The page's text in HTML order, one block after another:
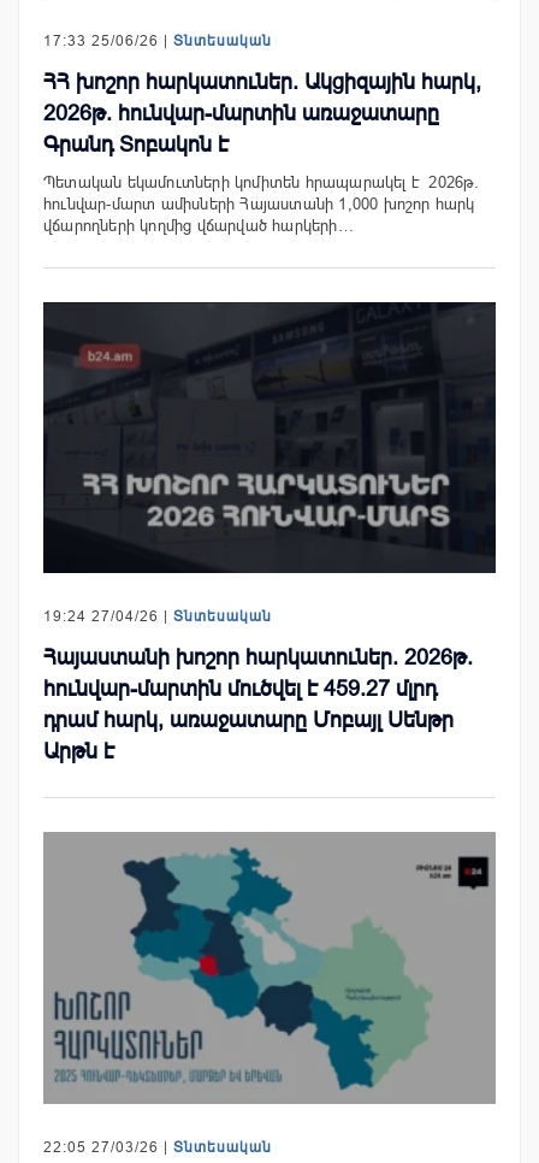
17:33 25/06/26 | Տնտեսական
ՀՀ խոշոր հարկատուներ. Ակցիզային հարկ,
2026թ. հունվար-մարտին առաջատարը
Գրանդ Տոբակոն է
Պետական եկամուտների կոմիտեն հրապարակել է 2026թ.
հունվար-մարտ ամիսների Հայաստանի 1,000 խոշոր հարկ
վճարողների կողմից վճարված հարկերի…
19:24 27/04/26 | Տնտեսական
Հայաստանի խոշոր հարկատուներ. 2026թ.
հունվար-մարտին մուծվել է 459.27 մլրդ
դրամ հարկ, առաջատարը Մոբայլ Սենթր
Արթն է
22:05 27/03/26 | Տնտեսական